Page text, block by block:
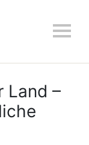
Land –